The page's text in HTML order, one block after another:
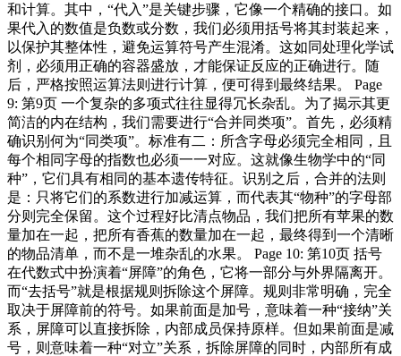
和计算。其中，“代入”是关键步骤，它像一个精确的接口。如
果代入的数值是负数或分数，我们必须用括号将其封装起来，
以保护其整体性，避免运算符号产生混淆。这如同处理化学试
剂，必须用正确的容器盛放，才能保证反应的正确进行。随
后，严格按照运算法则进行计算，便可得到最终结果。 Page
9: 第9页 一个复杂的多项式往往显得冗长杂乱。为了揭示其更
简洁的内在结构，我们需要进行“合并同类项”。首先，必须精
确识别何为“同类项”。标准有二：所含字母必须完全相同，且
每个相同字母的指数也必须一一对应。这就像生物学中的“同
种”，它们具有相同的基本遗传特征。识别之后，合并的法则
是：只将它们的系数进行加减运算，而代表其“物种”的字母部
分则完全保留。这个过程好比清点物品，我们把所有苹果的数
量加在一起，把所有香蕉的数量加在一起，最终得到一个清晰
的物品清单，而不是一堆杂乱的水果。 Page 10: 第10页 括号
在代数式中扮演着“屏障”的角色，它将一部分与外界隔离开。
而“去括号”就是根据规则拆除这个屏障。规则非常明确，完全
取决于屏障前的符号。如果前面是加号，意味着一种“接纳”关
系，屏障可以直接拆除，内部成员保持原样。但如果前面是减
号，则意味着一种“对立”关系，拆除屏障的同时，内部所有成